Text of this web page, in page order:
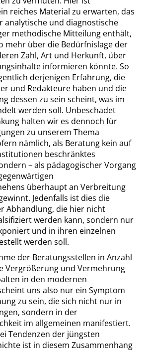
reiches Material zu erwarten, das
analytische und diagnostische
methodische Mitteilung enthält,
mehr über die Bedürfnislage der
Zahl, Art und Herkunft, über
informieren könnte. So
derjenigen Erfahrung, die
und Redakteure haben und die
dessen zu sein scheint, was im
werden soll. Unbeschadet
halten wir es dennoch für
zu unserem Thema
nämlich, als Beratung kein auf
beschränktes
– als pädagogischer Vorgang
überhaupt an Verbreitung
Jedenfalls ist dies die
Abhandlung, die hier nicht
werden kann, sondern nur
und in ihren einzelnen
werden soll.
der Beratungsstellen in Anzahl
Vergrößerung und Vermehrung
in den modernen
uns also nur ein Symptom
zu sein, die sich nicht nur in
sondern in der
im allgemeinen manifestiert.
Tendenzen der jüngsten
ist in diesem Zusammenhang